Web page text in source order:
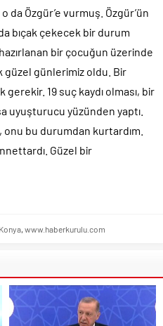
da Özgür’e vurmuş. Özgür’ün
bıçak çekecek bir durum
bir çocuğun üzerinde
güzel günlerimiz oldu. Bir
gerekir. 19 suç kaydı olması, bir
uyuşturucu yüzünden yaptı.
bu durumdan kurtardım.
Güzel bir
Konya www.haberkurulu.com